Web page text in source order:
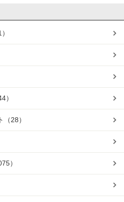
）
（28）
）